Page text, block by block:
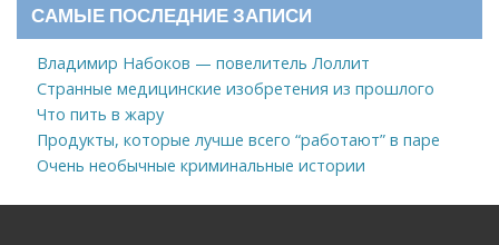
САМЫЕ ПОСЛЕДНИЕ ЗАПИСИ
Владимир Набоков — повелитель Лоллит
Странные медицинские изобретения из прошлого
Что пить в жару
Продукты, которые лучше всего “работают” в паре
Очень необычные криминальные истории